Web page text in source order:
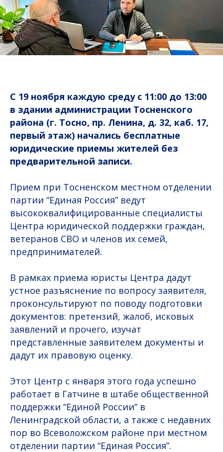
С 19 ноября каждую среду с 11:00 до 13:00
в здании администрации Тосненского
района (г. Тосно, пр. Ленина, д. 32, каб. 17,
первый этаж) начались бесплатные
юридические приемы жителей без
предварительной записи.
Прием при Тосненском местном отделении
партии “Единая Россия” ведут
высококвалифицированные специалисты
Центра юридической поддержки граждан,
ветеранов СВО и членов их семей,
предпринимателей.
В рамках приема юристы Центра дадут
устное разъяснение по вопросу заявителя,
проконсультируют по поводу подготовки
документов: претензий, жалоб, исковых
заявлений и прочего, изучат
представленные заявителем документы и
дадут их правовую оценку.
Этот Центр с января этого года успешно
работает в Гатчине в штабе общественной
поддержки “Единой России” в
Ленинградской области, а также с недавних
пор во Всеволожском районе при местном
отделении партии “Единая Россия”.